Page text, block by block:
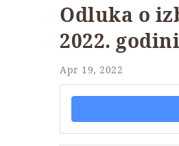
Odluka o
2022. godini
Apr 19, 2022